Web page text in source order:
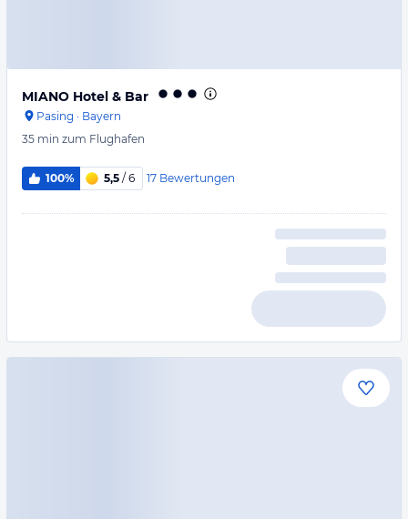
MIANO Hotel & Bar
Pasing · Bayern
35 min zum Flughafen
100% 5,5 / 6 17 Bewertungen